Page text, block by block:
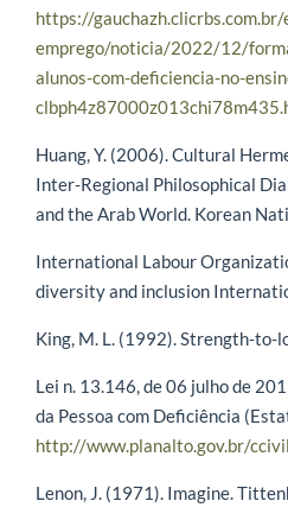
https://gauchazh.clicrbs.com.br/
emprego/noticia/2022/12/
alunos-com-deficiencia-no-
Huang, Y. (2006). Cultural
Inter-Regional Philosophical
and the Arab World. Korean
International Labour
diversity and inclusion
King, M. L. (1992). Strength-to-
Lei n. 13.146, de 06 julho de
da Pessoa com Deficiência
http://www.planalto.gov.br/
Lenon, J. (1971). Imagine.